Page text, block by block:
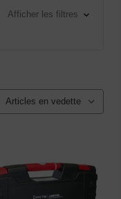
Afficher les filtres